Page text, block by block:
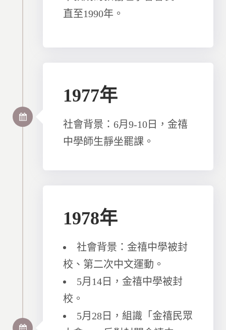
直至1990年。
1977年
社會背景：6月9-10日，金禧
中學師生靜坐罷課。
1978年
社會背景：金禧中學被封
校、第二次中文運動。
5月14日，金禧中學被封
校。
5月28日，組識「金禧民眾